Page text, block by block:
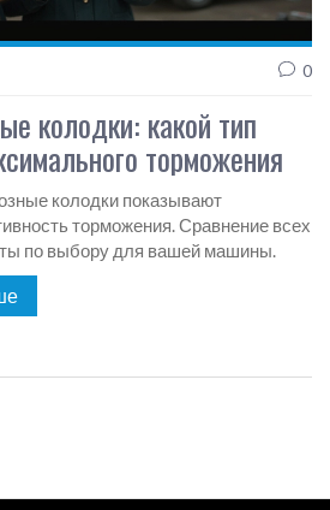
0
колодки: какой тип
торможения
колодки показывают
торможения. Сравнение всех
по выбору для вашей машины.